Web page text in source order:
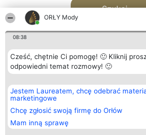
ORŁY Mody
08:38
Cześć, chętnie Ci pomogę! 🙂 Kliknij
odpowiedni temat rozmowy! 🙂
Jestem Laureatem, chcę odebrać
marketingowe
Chcę zgłosić swoją firmę do Orłów
Mam inną sprawę
Szukaj
Organizator plebiscytu
Bright Side Solutions sp. z o.
o. sp. k.
ul. Ruska 22
Wrocław 50-079
KRS 0000749100 | Regon
381313360 | NIP 8943132676
Plebiscyt
Laureaci
wszystkich
Laureatów
Regulamin